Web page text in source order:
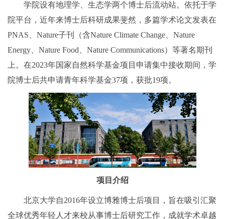
学院设有地理学、生态学两个博士后流动站。依托于学
院平台，近年来博士后科研成果斐然，多篇学术论文发表在
PNAS、Nature子刊（含Nature Climate Change、Nature
Energy、Nature Food、Nature Communications）等著名期刊
上。在2023年国家自然科学基金项目申请集中接收期间，学
院博士后共申请青年科学基金37项，获批19项。
项目介绍
北京大学自2016年设立博雅博士后项目，旨在吸引汇聚
全球优秀年轻人才来校从事博士后研究工作，成就学术卓越